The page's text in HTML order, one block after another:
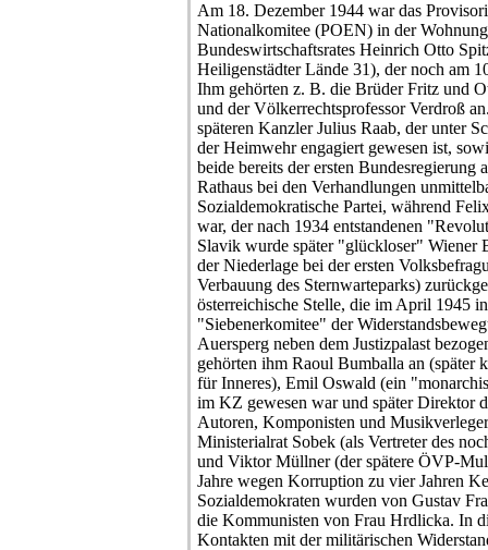
Am 18. Dezember 1944 war das
Nationalkomitee (POEN) in der
Bundeswirtschaftsrates Heinrich Otto
Heiligenstädter Lände 31), der noch am
Ihm gehörten z. B. die Brüder Fritz und
und der Völkerrechtsprofessor Verdroß
späteren Kanzler Julius Raab, der unter
der Heimwehr engagiert gewesen ist,
beide bereits der ersten Bundesregierung
Rathaus bei den Verhandlungen
Sozialdemokratische Partei, während
war, der nach 1934 entstandenen
Slavik wurde später "glückloser" Wiener
der Niederlage bei der ersten
Verbauung des Sternwarteparks)
österreichische Stelle, die im April 1945
"Siebenerkomitee" der
Auersperg neben dem Justizpalast
gehörten ihm Raoul Bumballa an (später
für Inneres), Emil Oswald (ein
im KZ gewesen war und später Direktor
Autoren, Komponisten und
Ministerialrat Sobek (als Vertreter des
und Viktor Müllner (der spätere ÖVP-
Jahre wegen Korruption zu vier Jahren
Sozialdemokraten wurden von Gustav
die Kommunisten von Frau Hrdlicka. In
Kontakten mit der militärischen